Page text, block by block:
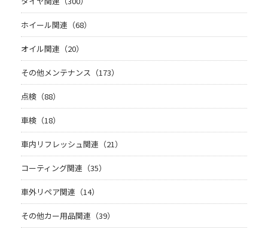
ホイール関連（68）
オイル関連（20）
その他メンテナンス（173）
点検（88）
車検（18）
車内リフレッシュ関連（21）
コーティング関連（35）
車外リペア関連（14）
その他カー用品関連（39）